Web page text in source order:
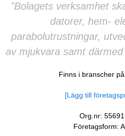
"Bolagets verksamhet
datorer, hem-
parabolutrustningar,
av mjukvara samt
Finns i branscher
[Lägg till
Org.nr:
Företagsform: